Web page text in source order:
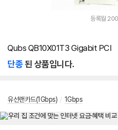
등록월
Qubs QB10X01T3 Gigabit PCI
단종된 상품입니다.
유선랜카드(1Gbps) / 1Gbps